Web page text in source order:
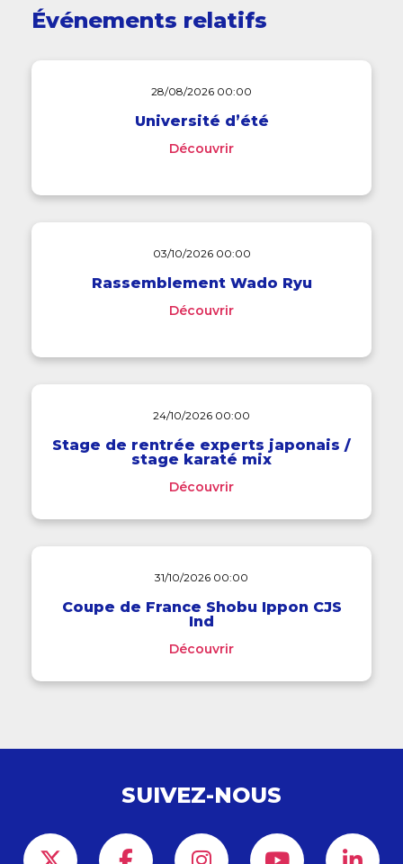
Événements relatifs
28/08/2026 00:00
Université d’été
Découvrir
03/10/2026 00:00
Rassemblement Wado Ryu
Découvrir
24/10/2026 00:00
Stage de rentrée experts japonais /
stage karaté mix
Découvrir
31/10/2026 00:00
Coupe de France Shobu Ippon CJS
Ind
Découvrir
SUIVEZ-NOUS